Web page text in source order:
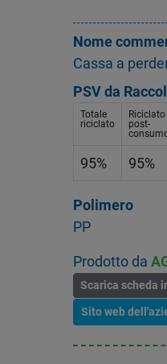
Nome
Cassa a
PSV da
Totale
riciclato
Riciclato
post-
95% 95%
Polimero
PP
Prodotto da
Scarica scheda
Sito web